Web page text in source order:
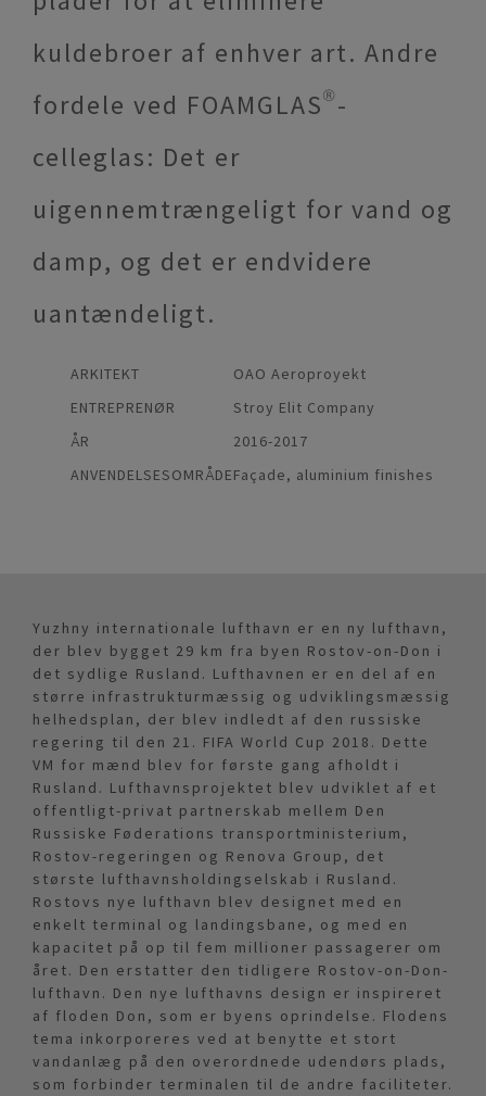
kuldebroer af enhver art. Andre
fordele ved FOAMGLAS®-
celleglas: Det er
uigennemtrængeligt for vand og
damp, og det er endvidere
uantændeligt.
ARKITEKT
OAO Aeroproyekt
ENTREPRENØR
Stroy Elit Company
ÅR
2016-2017
ANVENDELSESOMRÅDEFaçade, aluminium finishes
Yuzhny internationale lufthavn er en ny lufthavn,
der blev bygget 29 km fra byen Rostov-on-Don i
det sydlige Rusland. Lufthavnen er en del af en
større infrastrukturmæssig og udviklingsmæssig
helhedsplan, der blev indledt af den russiske
regering til den 21. FIFA World Cup 2018. Dette
VM for mænd blev for første gang afholdt i
Rusland. Lufthavnsprojektet blev udviklet af et
offentligt-privat partnerskab mellem Den
Russiske Føderations transportministerium,
Rostov-regeringen og Renova Group, det
største lufthavnsholdingselskab i Rusland.
Rostovs nye lufthavn blev designet med en
enkelt terminal og landingsbane, og med en
kapacitet på op til fem millioner passagerer om
året. Den erstatter den tidligere Rostov-on-Don-
lufthavn. Den nye lufthavns design er inspireret
af floden Don, som er byens oprindelse. Flodens
tema inkorporeres ved at benytte et stort
vandanlæg på den overordnede udendørs plads,
som forbinder terminalen til de andre faciliteter.